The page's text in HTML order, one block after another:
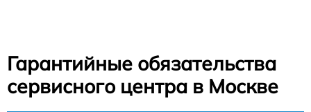
Гарантийные обязательства
сервисного центра в Москве